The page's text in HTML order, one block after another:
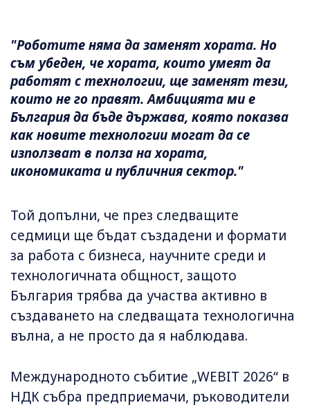
"Роботите няма да заменят хората. Но
съм убеден, че хората, които умеят да
работят с технологии, ще заменят тези,
които не го правят. Амбицията ми е
България да бъде държава, която показва
как новите технологии могат да се
използват в полза на хората,
икономиката и публичния сектор."
Той допълни, че през следващите
седмици ще бъдат създадени и формати
за работа с бизнеса, научните среди и
технологичната общност, защото
България трябва да участва активно в
създаването на следващата технологична
вълна, а не просто да я наблюдава.
Международното събитие „WEBIT 2026“ в
НДК събра предприемачи, ръководители